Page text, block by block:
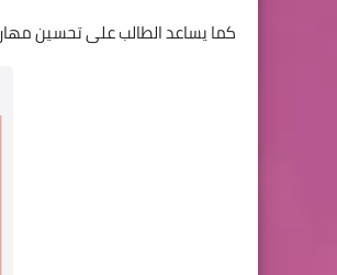
كما يساعد الطالب على تحسين